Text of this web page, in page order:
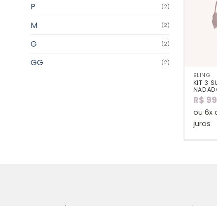
P (2)
M (2)
G (2)
GG (2)
BLING
KIT 3
R$
ou 6x
juros